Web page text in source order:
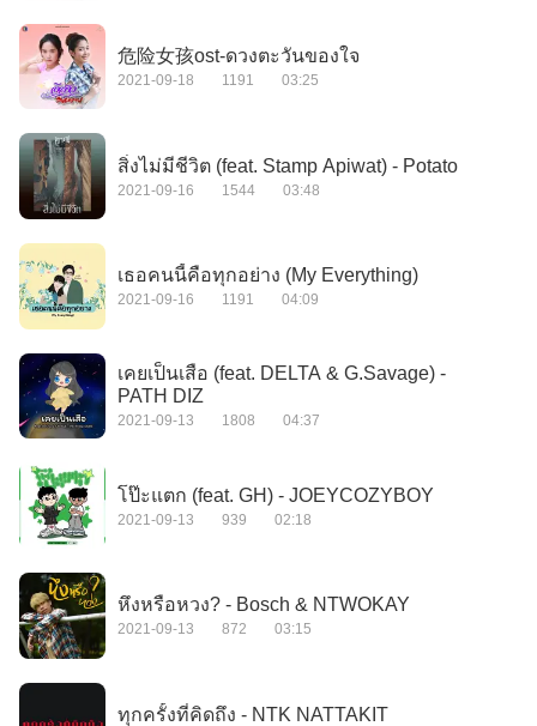
危险女孩ost-ดวงตะวันของใจ
2021-09-18 1191 03:25
สิ่งไม่มีชีวิต (feat. Stamp Apiwat) - Potato
2021-09-16 1544 03:48
เธอคนนี้คือทุกอย่าง (My Everything)
2021-09-16 1191 04:09
เคยเป็นเสือ (feat. DELTA & G.Savage) -
PATH DIZ
2021-09-13 1808 04:37
โป๊ะแตก (feat. GH) - JOEYCOZYBOY
2021-09-13 939 02:18
หึงหรือหวง? - Bosch & NTWOKAY
2021-09-13 872 03:15
ทุกครั้งที่คิดถึง - NTK NATTAKIT